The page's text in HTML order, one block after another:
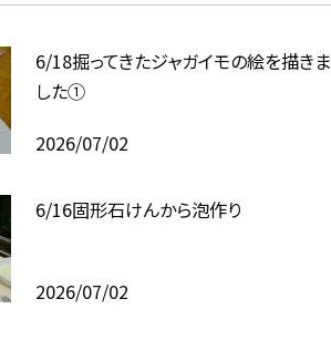
6/18掘ってきたジャガイモの絵を描きま
した①
2026/07/02
6/16固形石けんから泡作り
2026/07/02